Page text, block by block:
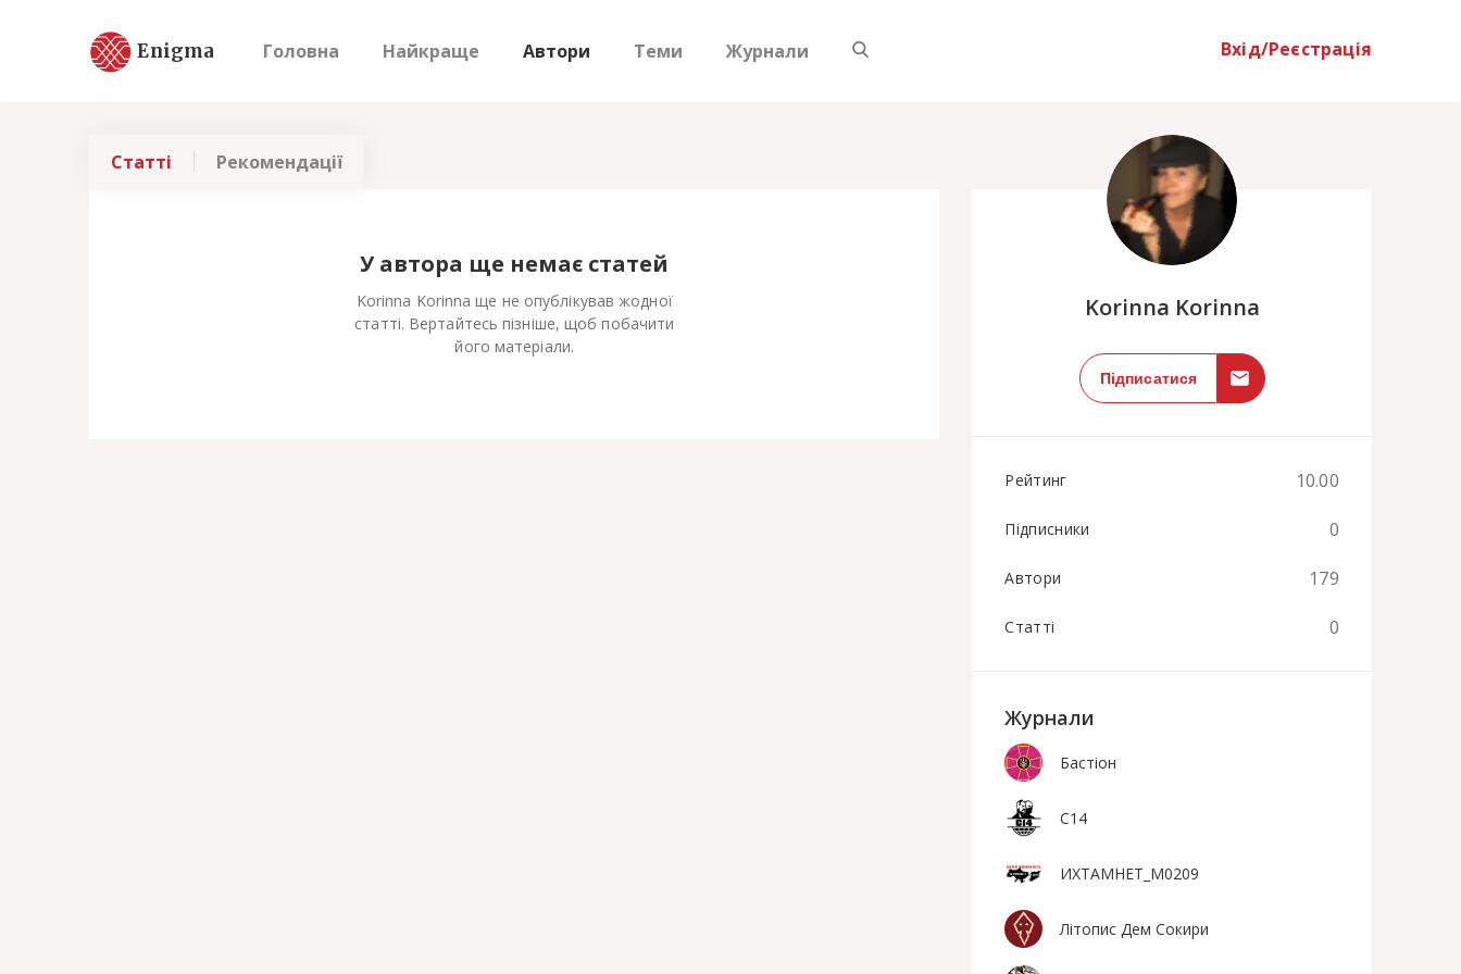
Enigma Головна Найкраще Автори Теми Журнали Вхід/Реєстрація
Korinna Korinna
Підписатися
Рейтинг 10.00
Підписники 0
Автори 179
Статті 0
Журнали
Бастіон
С14
ИХТАМНЕТ_М0209
Літопис Дем Сокири
Статті Рекомендації
У автора ще немає статей
Korinna Korinna ще не опублікував жодної
статті. Вертайтесь пізніше, щоб побачити
його матеріали.